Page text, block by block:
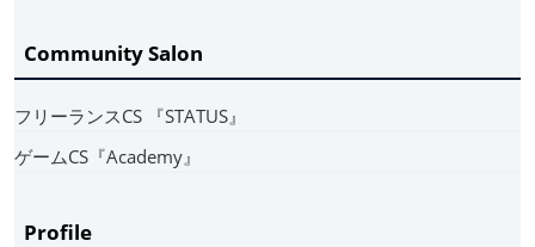
Community Salon
フリーランスCS 『STATUS』
ゲームCS『Academy』
Profile